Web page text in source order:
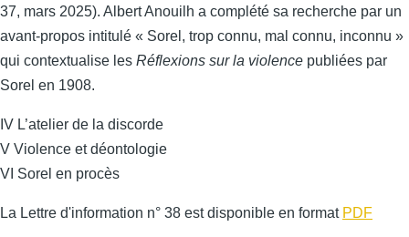
37, mars 2025). Albert Anouilh a complété sa recherche par un
avant-propos intitulé « Sorel, trop connu, mal connu, inconnu »
qui contextualise les Réflexions sur la violence publiées par
Sorel en 1908.
IV L’atelier de la discorde
V Violence et déontologie
VI Sorel en procès
La Lettre d'information n° 38 est disponible en format PDF